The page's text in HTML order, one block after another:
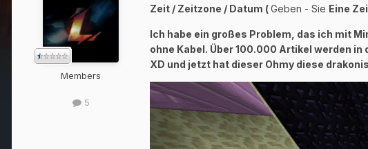
Members
5
Zeit / Zeitzone / Datum (Geben - Sie Eine
Ich habe ein großes Problem, das ich mit
ohne Kabel. Über 100.000 Artikel werden in
XD und jetzt hat dieser Ohmy diese